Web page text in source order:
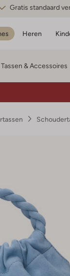
Gratis standaard
Heren
Tassen & Accessoires